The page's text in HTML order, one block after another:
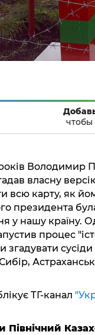
чтобы
Володимир
власну
всю карту, як
президента
у нашу країну.
процес
згадувати
ТГ-канал
Північний